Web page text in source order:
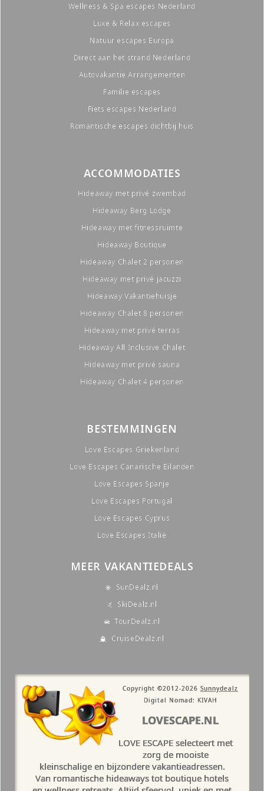
Wellness & Spa escapes Nederland
Luxe & Relax escapes
Natuur escapes Europa
Direct aan het strand Nederland
Autovakantie Arrangementen
Familie escapes
Fiets escapes Nederland
Romantische escapes dichtbij huis
ACCOMMODATIES
Hideaway met privé zwembad
Hideaway Berg Lodge
Hideaway met fitnessruimte
Hideaway Boutique
Hideaway Chalet 2 personen
Hideaway met privé jacuzzi
Hideaway Vakantiehuisje
Hideaway Chalet 8 personen
Hideaway met privé terras
Hideaway All Inclusive Chalet
Hideaway met privé sauna
Hideaway Chalet 4 personen
BESTEMMINGEN
Love Escapes Griekenland
Love Escapes Canarische Eilanden
Love Escapes Spanje
Love Escapes Portugal
Love Escapes Cyprus
Love Escapes Italië
MEER VAKANTIEDEALS
SunDealz.nl
SkiDealz.nl
TourDealz.nl
CruiseDealz.nl
Copyright ©2012-2026 Sunnydealz
Digital Nomad: KIVAH
LOVESCAPE.NL
LOVE ESCAPE selecteert met
zorg de mooiste
kleinschalige en bijzondere vakantieadressen.
Van romantische hideaways tot boutique hotels